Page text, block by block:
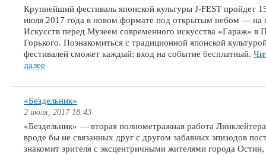
Крупнейший фестиваль японской культуры J-FEST пройдет
июля 2017 года в новом формате под открытым небом — на
Искусств перед Музеем современного искусства «Гараж» в
Горького. Познакомиться с традиционной японской
фестивалей сможет каждый: вход на событие бесплатный.
далее
«Бездельник»
2 июля, 2017 18:43
«Бездельник» — вторая полнометражная работа
вроде бы не связанных друг с другом забавных эпизодов
знакомит зрителя с эксцентричными жителями города